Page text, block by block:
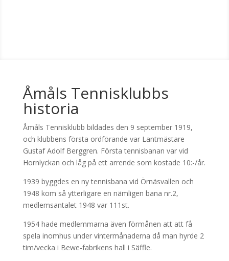
Åmåls Tennisklubbs
historia
Åmåls Tennisklubb bildades den 9 september 1919,
och klubbens första ordförande var Lantmästare
Gustaf Adolf Berggren. Första tennisbanan var vid
Hornlyckan och låg på ett arrende som kostade 10:-/år.
1939 byggdes en ny tennisbana vid Örnäsvallen och
1948 kom så ytterligare en nämligen bana nr.2,
medlemsantalet 1948 var 111st.
1954 hade medlemmarna även förmånen att att få
spela inomhus under vintermånaderna då man hyrde 2
tim/vecka i Bewe-fabrikens hall i Säffle.